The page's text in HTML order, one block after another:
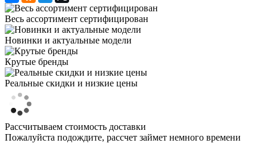
Весь ассортимент сертифицирован
Новинки и актуальные модели
Крутые бренды
Реальные скидки и низкие цены
Рассчитываем стоимость доставки
Пожалуйста подождите, рассчет займет немного времени